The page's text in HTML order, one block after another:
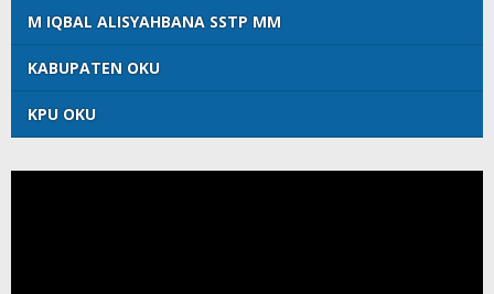
M IQBAL ALISYAHBANA SSTP MM
KABUPATEN OKU
KPU OKU